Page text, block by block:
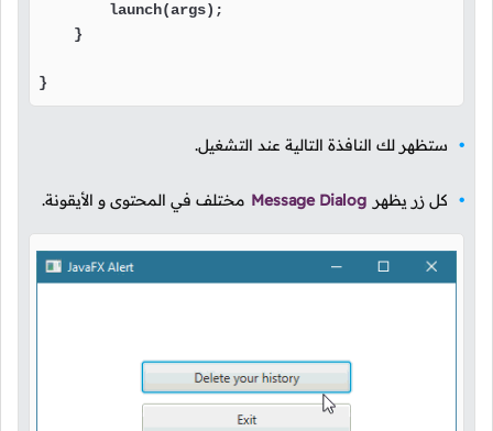
        launch(args);
    }
}
ستظهر لك النافذة التالية عند التشغيل.
كل زر يظهر Message Dialog مختلف في المحتوى و الأيقونة.